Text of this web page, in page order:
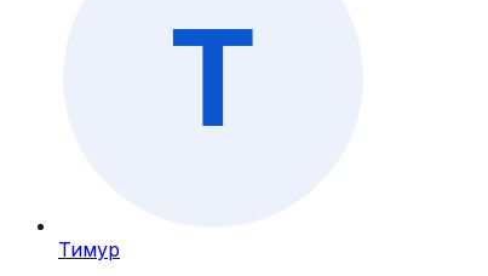
Тимур